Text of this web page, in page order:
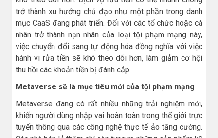
trở thành xu hướng chủ đạo như một phần trong danh
mục CaaS đang phát triển. Đối với các tổ chức hoặc cá
nhân trở thành nạn nhân của loại tội phạm mạng này,
việc chuyển đổi sang tự động hóa đồng nghĩa với việc
hành vi rửa tiền sẽ khó theo dõi hơn, làm giảm cơ hội
thu hồi các khoản tiền bị đánh cắp.
Metaverse sẽ là mục tiêu mới của tội phạm mạng
Metaverse đang có rất nhiều những trải nghiệm mới,
khiến người dùng nhập vai hoàn toàn trong thế giới trực
tuyến thông qua các công nghệ thực tế ảo tăng cường.